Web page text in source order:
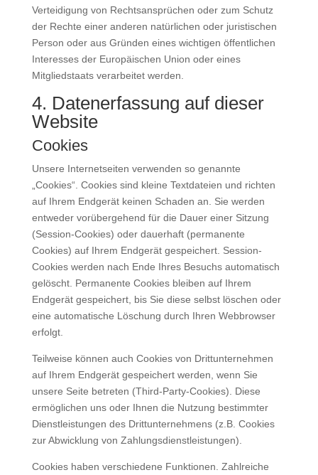
Verteidigung von Rechtsansprüchen oder zum Schutz
der Rechte einer anderen natürlichen oder juristischen
Person oder aus Gründen eines wichtigen öffentlichen
Interesses der Europäischen Union oder eines
Mitgliedstaats verarbeitet werden.
4. Datenerfassung auf dieser
Website
Cookies
Unsere Internetseiten verwenden so genannte
„Cookies“. Cookies sind kleine Textdateien und richten
auf Ihrem Endgerät keinen Schaden an. Sie werden
entweder vorübergehend für die Dauer einer Sitzung
(Session-Cookies) oder dauerhaft (permanente
Cookies) auf Ihrem Endgerät gespeichert. Session-
Cookies werden nach Ende Ihres Besuchs automatisch
gelöscht. Permanente Cookies bleiben auf Ihrem
Endgerät gespeichert, bis Sie diese selbst löschen oder
eine automatische Löschung durch Ihren Webbrowser
erfolgt.
Teilweise können auch Cookies von Drittunternehmen
auf Ihrem Endgerät gespeichert werden, wenn Sie
unsere Seite betreten (Third-Party-Cookies). Diese
ermöglichen uns oder Ihnen die Nutzung bestimmter
Dienstleistungen des Drittunternehmens (z.B. Cookies
zur Abwicklung von Zahlungsdienstleistungen).
Cookies haben verschiedene Funktionen. Zahlreiche